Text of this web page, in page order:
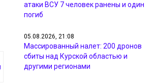
атаки ВСУ 7 человек ранены и один
погиб
05.08.2026, 21:08
Массированный налет: 200 дронов
сбиты над Курской областью и
другими регионами